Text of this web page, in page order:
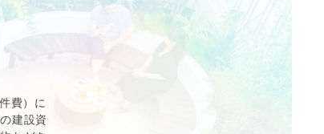
費）に
建設資